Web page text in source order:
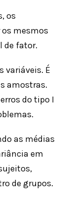
os
mesmos
de fator.
variáveis. É
amostras.
do tipo I
as médias
em
de grupos.